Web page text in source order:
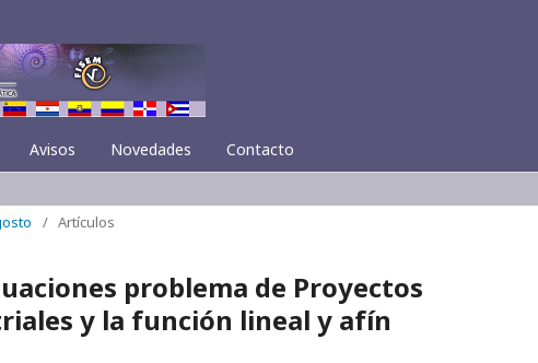
Avisos Novedades Contacto
/ Artículos
problema de Proyectos
y la función lineal y afín